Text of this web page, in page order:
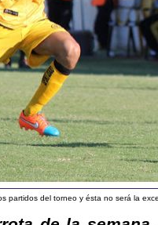
partidos del torneo y ésta no será la